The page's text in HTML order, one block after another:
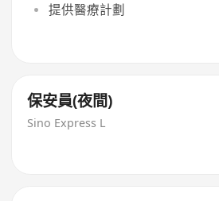
提供醫療計劃
保安員(夜間)
Sino Express L